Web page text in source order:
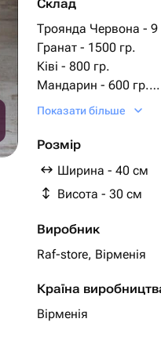
Склад
Троянда Червона -
Гранат - 1500 гр.
Ківі - 800 гр.
Мандарин - 600 гр.
Лайм - 5 шт.
яблуко червоне -
Показати більше
Розмір
Ширина - 40 см
Висота - 30 см
Виробник
Raf-store, Вірменія
Країна
Вірменія